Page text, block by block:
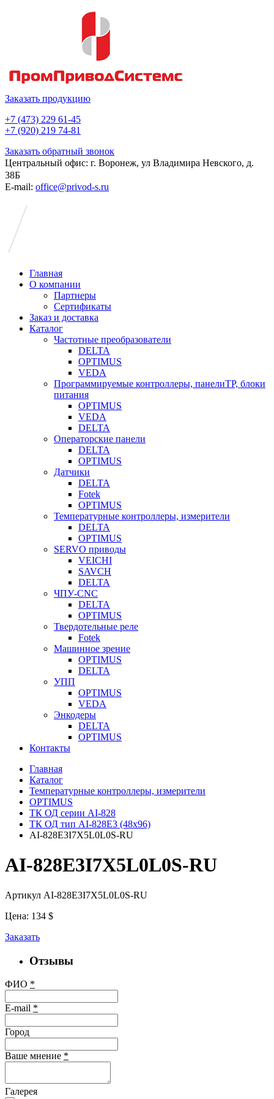
Заказать продукцию
+7 (473) 229 61-45
+7 (920) 219 74-81
Заказать обратный звонок
Центральный офис: г. Воронеж, ул Владимира Невского, д.
38Б
E-mail: office@privod-s.ru
Главная
О компании
Партнеры
Сертификаты
Заказ и доставка
Каталог
Частотные преобразователи
DELTA
OPTIMUS
VEDA
Программируемые контроллеры, панелиTP, блоки
питания
OPTIMUS
VEDA
DELTA
Операторские панели
DELTA
OPTIMUS
Датчики
DELTA
Fotek
OPTIMUS
Температурные контроллеры, измерители
DELTA
OPTIMUS
SERVO приводы
VEICHI
SAVCH
DELTA
ЧПУ-CNC
DELTA
OPTIMUS
Твердотельные реле
Fotek
Машинное зрение
OPTIMUS
DELTA
УПП
OPTIMUS
VEDA
Энкодеры
DELTA
OPTIMUS
Контакты
Главная
Каталог
Температурные контроллеры, измерители
OPTIMUS
ТК ОД серии AI-828
ТК ОД тип AI-828E3 (48x96)
AI-828E3I7X5L0L0S-RU
AI-828E3I7X5L0L0S-RU
Артикул AI-828E3I7X5L0L0S-RU
Цена: 134 $
Заказать
Отзывы
ФИО *
E-mail *
Город
Ваше мнение *
Галерея